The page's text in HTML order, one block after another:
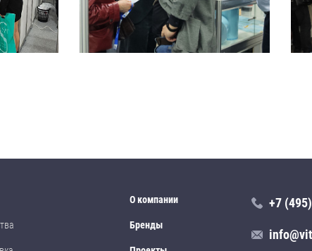
О компании
Бренды
+7